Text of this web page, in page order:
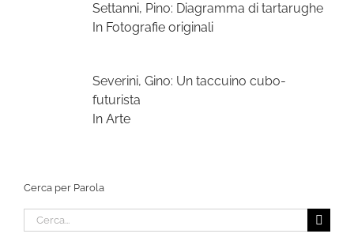
Settanni, Pino: Diagramma di tartarughe
In Fotografie originali
Severini, Gino: Un taccuino cubo-
futurista
In Arte
Cerca per Parola
Cerca
per: